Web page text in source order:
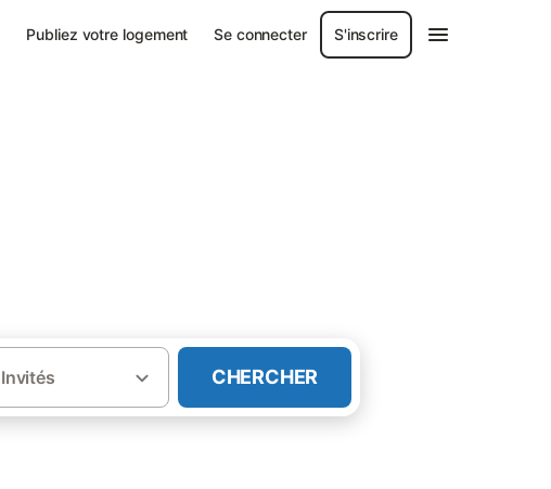
Publiez votre logement Se connecter S'inscrire
Invités CHERCHER